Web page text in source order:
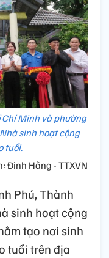
Minh và phường
sinh hoạt cộng
tuổi.
Đinh Hằng - TTXVN
Phú, Thành
sinh hoạt cộng
tạo nơi sinh
tuổi trên địa